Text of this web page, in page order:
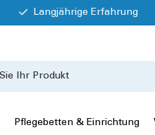
Langjährige Erfahrung
Pflegebetten & Einrichtung